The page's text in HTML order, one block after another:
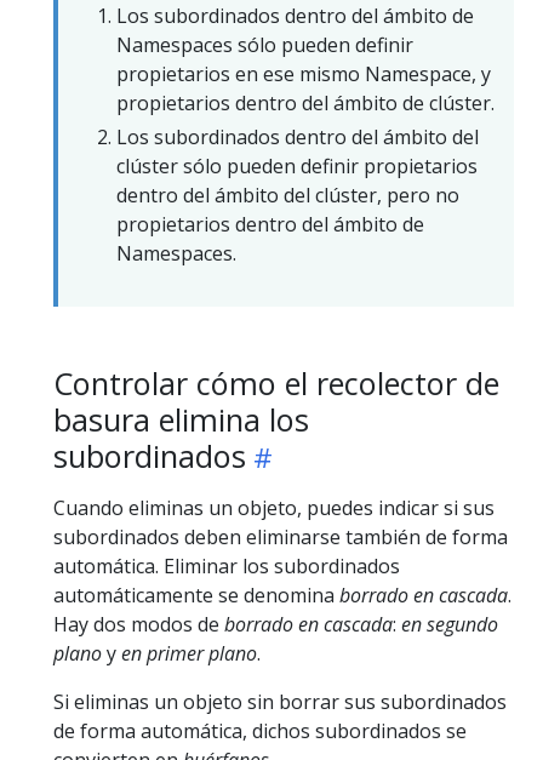
Los subordinados dentro del ámbito de
Namespaces sólo pueden definir
propietarios en ese mismo Namespace, y
propietarios dentro del ámbito de clúster.
Los subordinados dentro del ámbito del
clúster sólo pueden definir propietarios
dentro del ámbito del clúster, pero no
propietarios dentro del ámbito de
Namespaces.
Controlar cómo el recolector de
basura elimina los
subordinados
Cuando eliminas un objeto, puedes indicar si sus
subordinados deben eliminarse también de forma
automática. Eliminar los subordinados
automáticamente se denomina borrado en cascada.
Hay dos modos de borrado en cascada: en segundo
planoyen primer plano.
Si eliminas un objeto sin borrar sus subordinados
de forma automática, dichos subordinados se